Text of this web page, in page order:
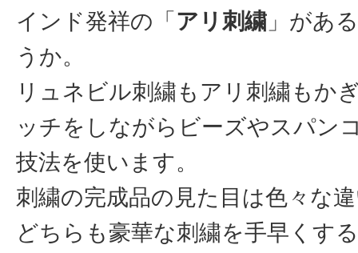
インド発祥の「 アリ刺繍 」があ
うか。
リュネビル刺繍もアリ刺繍もか
ッチをしながらビーズやスパン
技法を使います。
刺繍の完成品の見た目は色々な
どちらも豪華な刺繍を手早くす